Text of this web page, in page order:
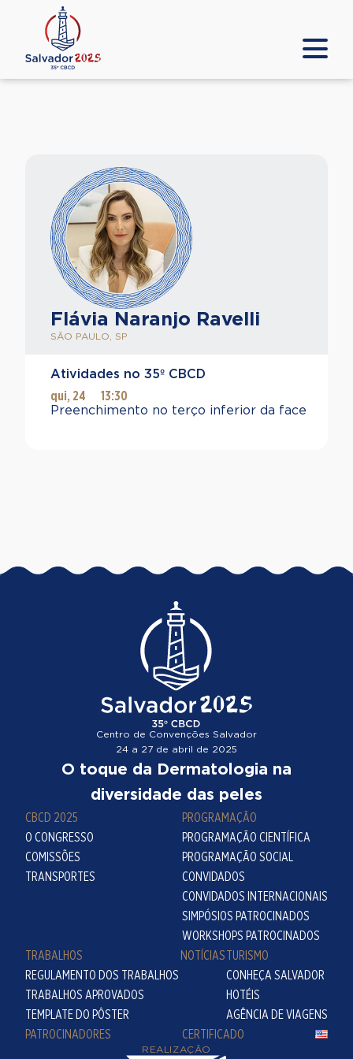
Flávia Naranjo Ravelli
SÃO PAULO, SP
Atividades no 35º CBCD
qui, 24 13:30
Preenchimento no terço inferior da face
Centro de Convenções Salvador
24 a 27 de abril de 2025
O toque da Dermatologia na
diversidade das peles
CBCD 2025
O CONGRESSO
COMISSÕES
TRANSPORTES
PROGRAMAÇÃO
PROGRAMAÇÃO CIENTÍFICA
PROGRAMAÇÃO SOCIAL
CONVIDADOS
CONVIDADOS INTERNACIONAIS
SIMPÓSIOS PATROCINADOS
WORKSHOPS PATROCINADOS
TRABALHOS
REGULAMENTO DOS TRABALHOS
TRABALHOS APROVADOS
TEMPLATE DO PÔSTER
NOTÍCIASTURISMO
CONHEÇA SALVADOR
HOTÉIS
AGÊNCIA DE VIAGENS
PATROCINADORES
CERTIFICADO
REALIZAÇÃO